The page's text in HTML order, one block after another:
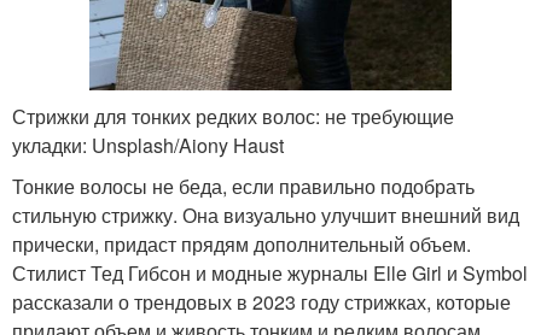
Стрижки для тонких редких волос: не требующие
укладки: Unsplash/Aiony Haust
Тонкие волосы не беда, если правильно подобрать
стильную стрижку. Она визуально улучшит внешний вид
прически, придаст прядям дополнительный объем.
Стилист Тед Гибсон и модные журналы Elle Girl и Symbol
рассказали о трендовых в 2023 году стрижках, которые